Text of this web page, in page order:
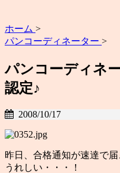
ホーム >
パンコーディネーター >
パンコーディネ
認定♪
2008/10/17
昨日、合格通知が速達で
うれしい・・・！